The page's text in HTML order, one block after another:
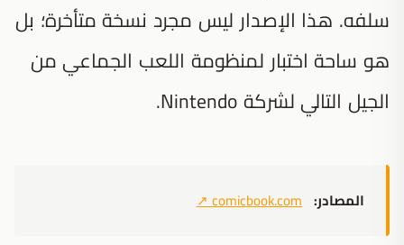
سلفه. هذا الإصدار ليس مجرد نسخة متأخرة؛ بل
هو ساحة اختبار لمنظومة اللعب الجماعي من
الجيل التالي لشركة Nintendo.
المصادر: comicbook.com
↗